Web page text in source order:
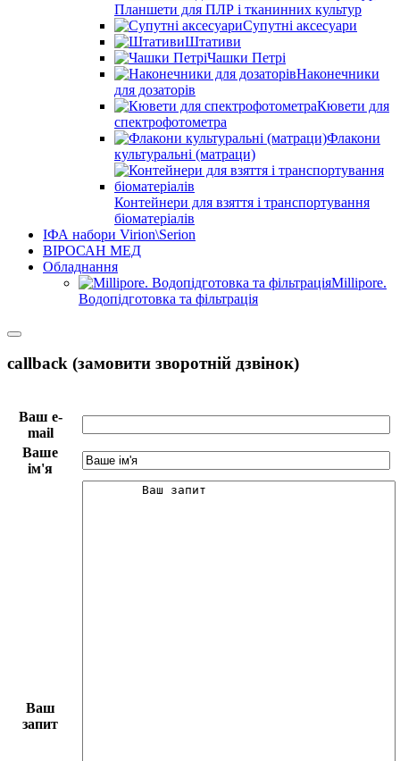
Планшети для ПЛР і тканинних культур
Супутні аксесуари
Штативи
Чашки Петрі
Наконечники
для дозаторів
Кювети для
спектрофотометра
Флакони
культуральні (матраци)
Контейнери для взяття і транспортування
біоматеріалів
ІФА набори Virion\Serion
ВІРОСАН МЕД
Обладнання
Millipore.
Водопідготовка та фільтрація
callback (замовити зворотній дзвінок)
Ваш e-
mail
Ваше
ім'я
Ваш
запит